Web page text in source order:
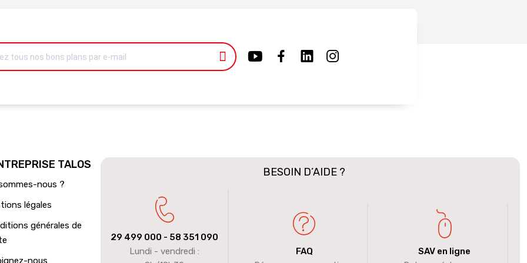
TALOS
nous ?
légales
générales de
nous
BESOIN D’AIDE ?
29 499 000 - 58 351 090
Lundi - vendredi :
FAQ
SAV en ligne